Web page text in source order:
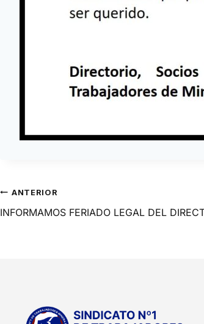
ANTERIOR
INFORMAMOS FERIADO LEGAL DEL